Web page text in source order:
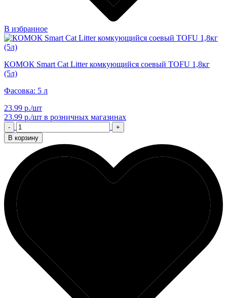
В избранное
КОМОК Smart Cat Litter комкующийся соевый TOFU 1,8кг
(5л)
Фасовка: 5 л
23.99 р./шт
23.99 р./шт в розничных магазинах
-
+
В корзину